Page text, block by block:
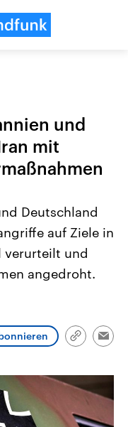
Nahostkonflikt
Aktuelle Lage und
Der Überfall der
Terrororganisation Hamas
Diese wird wie die
Libanon vom Iran
und
mit
Deutschland
auf Ziele in
verurteilt und
angedroht.
Link